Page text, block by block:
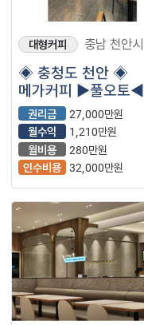
대형커피 충남 천안시
◈ 충청도 천안 ◈
메가커피 ▶풀오토◀
월매출4,200만원 /
고수익 /안전창업 /
초보추천
권리금
27,000만원
월수익
1,210만원
월비용
280만원
인수비용 32,000만원